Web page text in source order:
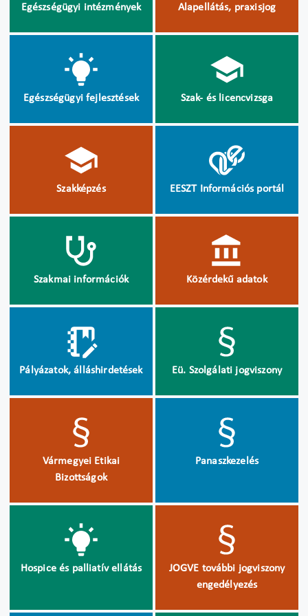
Egészségügyi intézmények Alapellátás, praxisjog
Egészségügyi fejlesztések Szak- és licencvizsga
Szakképzés EESZT Információs portál
Szakmai információk Közérdekű adatok
Pályázatok, álláshirdetések Eü. Szolgálati jogviszony
Vármegyei Etikai
Bizottságok
Panaszkezelés
Hospice és palliatív ellátás
JOGVE további jogviszony
engedélyezés